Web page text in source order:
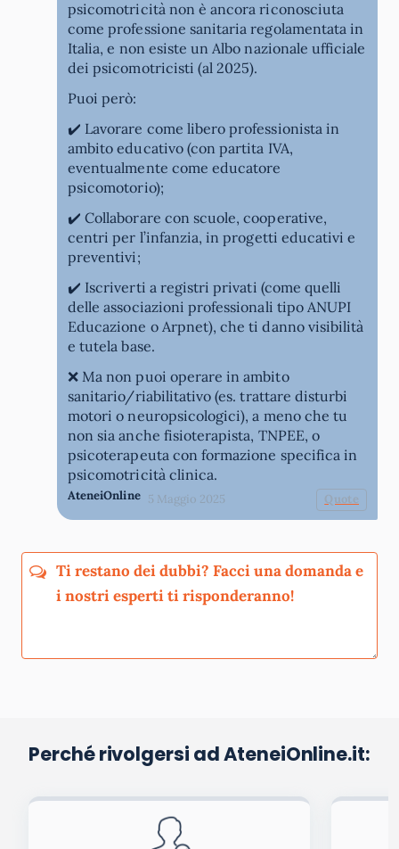
psicomotricità non è ancora riconosciuta
come professione sanitaria regolamentata in
Italia, e non esiste un Albo nazionale ufficiale
dei psicomotricisti (al 2025).
Puoi però:
✔️ Lavorare come libero professionista in
ambito educativo (con partita IVA,
eventualmente come educatore
psicomotorio);
✔️ Collaborare con scuole, cooperative,
centri per l’infanzia, in progetti educativi e
preventivi;
✔️ Iscriverti a registri privati (come quelli
delle associazioni professionali tipo ANUPI
Educazione o Arpnet), che ti danno visibilità
e tutela base.
❌ Ma non puoi operare in ambito
sanitario/riabilitativo (es. trattare disturbi
motori o neuropsicologici), a meno che tu
non sia anche fisioterapista, TNPEE, o
psicoterapeuta con formazione specifica in
psicomotricità clinica.
AteneiOnline 5 Maggio 2025 Quote
La tua email sarà utilizzata per comunicarti se qualcuno risponde al tuo commento
Ho letto e acconsento l'
Acconsento all'uso dei miei dati da parte di terzi per
conferma e pubblica
Perché rivolgersi ad AteneiOnline.it: